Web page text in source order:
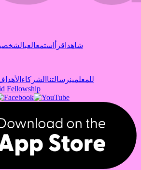
شاهد اقرأ استمعالعب
للمعلمينرسالتنا الشركاء
Fellowship